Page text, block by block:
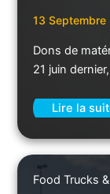
13 Septembre
Dons de
21 juin
Lire la
Food Trucks